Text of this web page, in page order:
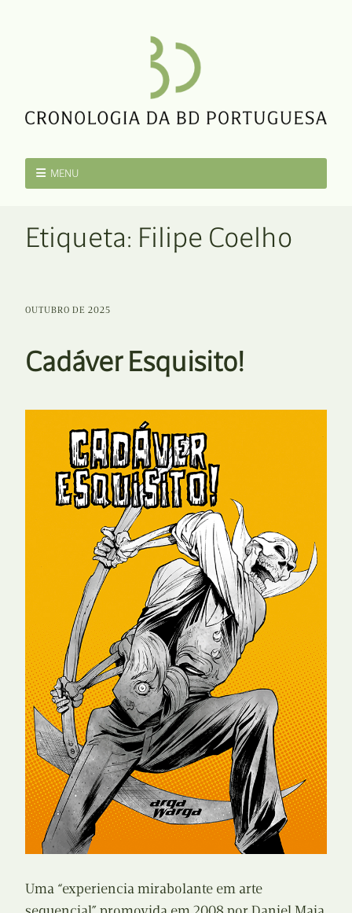
MENU
Etiqueta: Filipe Coelho
OUTUBRO DE 2025
Cadáver Esquisito!
Uma “experiencia mirabolante em arte